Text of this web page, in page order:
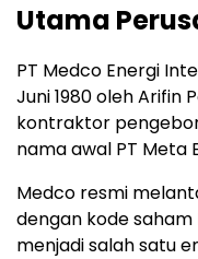
Utama
PT Medco Energi
Juni 1980 oleh Arifin
kontraktor
nama awal PT Meta
Medco resmi
dengan kode saham
menjadi salah satu